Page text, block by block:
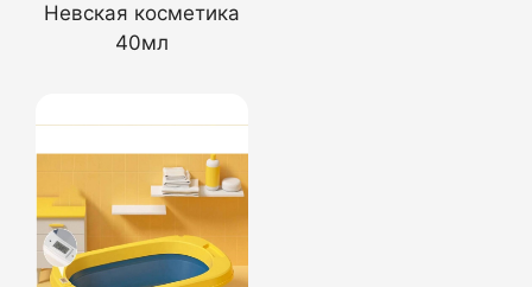
Невская косметика
40мл